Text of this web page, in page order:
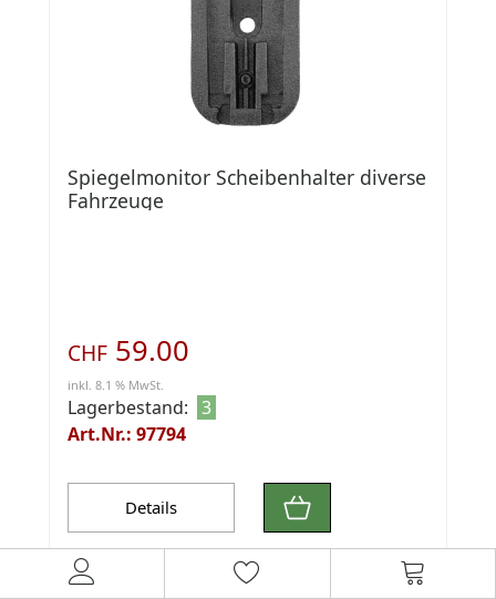
Spiegelmonitor Scheibenhalter diverse
Fahrzeuge
CHF 59.00
inkl. 8.1 % MwSt.
Lagerbestand: 3
Art.Nr.: 97794
Details